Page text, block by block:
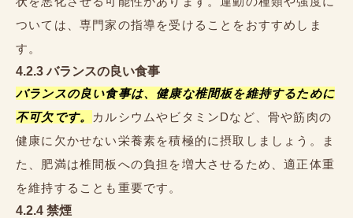
ついては、専門家の指導を受けることをおすすめしま
す。
4.2.3 バランスの良い食事
バランスの良い食事は、健康な椎間板を維持するために
不可欠です。
カルシウムやビタミンDなど、骨や筋肉の
健康に欠かせない栄養素を積極的に摂取しましょう。ま
た、肥満は椎間板への負担を増大させるため、適正体重
を維持することも重要です。
4.2.4 禁煙